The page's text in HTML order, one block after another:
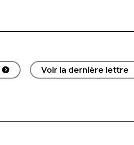
Voir la dernière lettre